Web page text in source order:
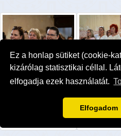
Ez a honlap sütiket (cookie-
kizárólag statisztikai céllal.
elfogadja ezek használatát.
Elfogadom